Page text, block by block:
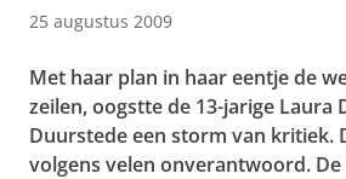
25 augustus 2009
Met haar plan in haar eentje de
zeilen, oogstte de 13-jarige Laura
Duurstede een storm van kritiek.
volgens velen onverantwoord. De